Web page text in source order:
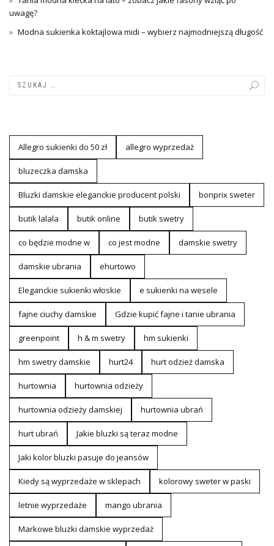
uwagę?
Modna sukienka koktajlowa midi – wybierz najmodniejszą długość
Allegro sukienki do 50 zł allegro wyprzedaż
bluzeczka damska
Bluzki damskie eleganckie producent polski bonprix sweter
butik lalala butik online butik swetry
co będzie modne w co jest modne damskie swetry
damskie ubrania ehurtowo
Eleganckie sukienki włoskie e sukienki na wesele
fajne ciuchy damskie Gdzie kupić fajne i tanie ubrania
greenpoint h & m swetry hm sukienki
hm swetry damskie hurt24 hurt odzież damska
hurtownia hurtownia odzieży
hurtownia odzieży damskiej hurtownia ubrań
hurt ubrań Jakie bluzki są teraz modne
Jaki kolor bluzki pasuje do jeansów
Kiedy są wyprzedaże w sklepach kolorowy sweter w paski
letnie wyprzedaże mango ubrania
Markowe bluzki damskie wyprzedaż